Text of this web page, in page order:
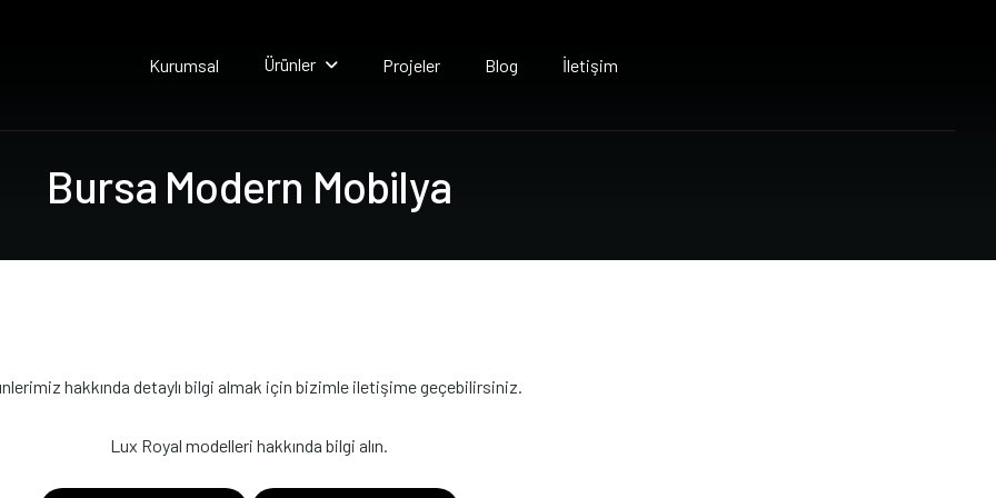
Kurumsal Ürünler Projeler Blog İletişim
Bursa Modern Mobilya
hakkında detaylı bilgi almak için bizimle iletişime geçebilirsiniz.
Lux Royal modelleri hakkında bilgi alın.